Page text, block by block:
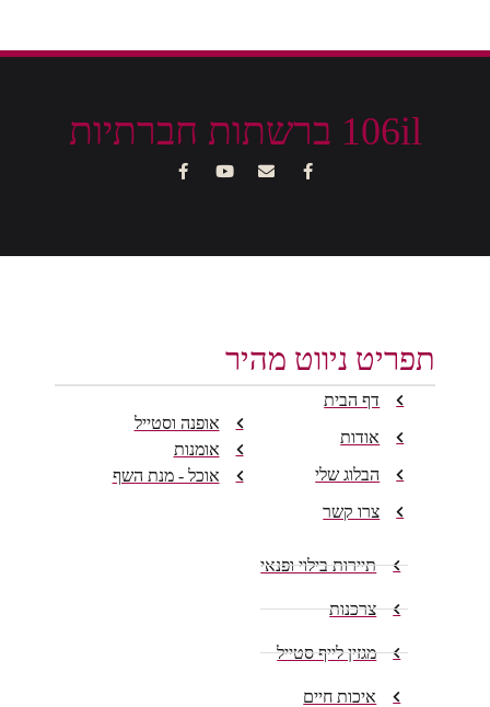
106il ברשתות חברתיות
תפריט ניווט מהיר
דף הבית
אודות
הבלוג שלי
צרו קשר
אופנה וסטייל
אומנות
אוכל - מנת השף
תיירות בילוי ופנאי
צרכנות
מגזין לייף סטייל
איכות חיים